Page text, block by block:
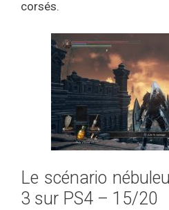
corsés.
Le scénario
3 sur PS4 – 15/20